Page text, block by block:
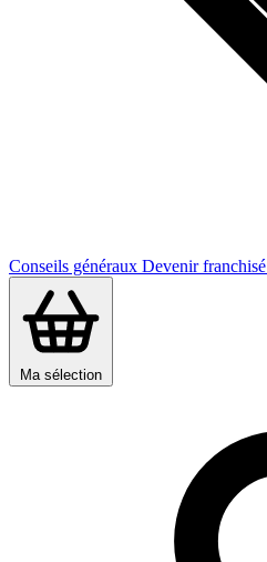
Conseils généraux Devenir franchisé
Ma sélection